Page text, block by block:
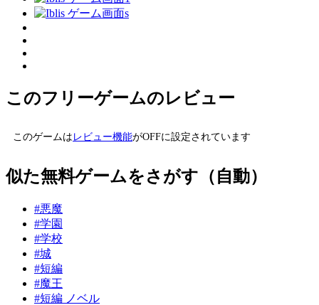
このフリーゲームのレビュー
このゲームは レビュー機能がOFFに設定されています
似た無料ゲームをさがす（自動）
#悪魔
#学園
#学校
#城
#短編
#魔王
#短編 ノベル